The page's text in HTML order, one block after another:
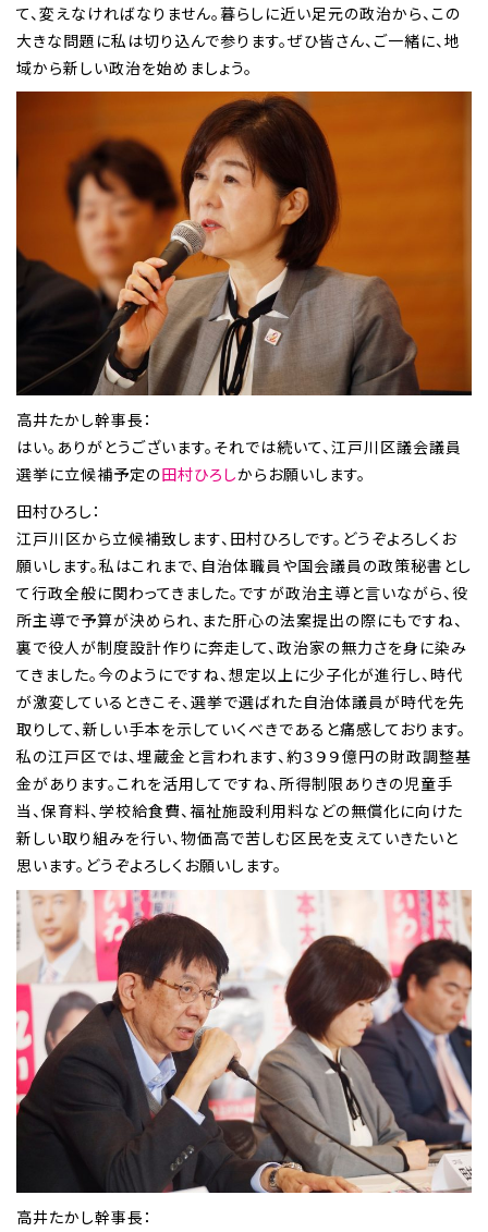
て、変えなければなりません。暮らしに近い足元の政治から、この
大きな問題に私は切り込んで参ります。ぜひ皆さん、ご一緒に、地
域から新しい政治を始めましょう。
高井たかし幹事長：
はい。ありがとうございます。それでは続いて、江戸川区議会議員
選挙に立候補予定の田村ひろしからお願いします。
田村ひろし：
江戸川区から立候補致します、田村ひろしです。どうぞよろしくお
願いします。私はこれまで、自治体職員や国会議員の政策秘書とし
て行政全般に関わってきました。ですが政治主導と言いながら、役
所主導で予算が決められ、また肝心の法案提出の際にもですね、
裏で役人が制度設計作りに奔走して、政治家の無力さを身に染み
てきました。今のようにですね、想定以上に少子化が進行し、時代
が激変しているときこそ、選挙で選ばれた自治体議員が時代を先
取りして、新しい手本を示していくべきであると痛感しております。
私の江戸区では、埋蔵金と言われます、約３９９億円の財政調整基
金があります。これを活用してですね、所得制限ありきの児童手
当、保育料、学校給食費、福祉施設利用料などの無償化に向けた
新しい取り組みを行い、物価高で苦しむ区民を支えていきたいと
思います。どうぞよろしくお願いします。
高井たかし幹事長：